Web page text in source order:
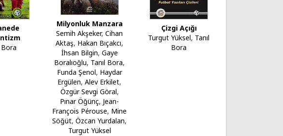
Bora
Milyonluk Manzara
Semih Akşeker,Cihan
Aktaş, Hakan Bıçakcı,
İhsan Bilgin, Gaye
Boralıoğlu, Tanıl Bora,
Funda Şenol, Haydar
Ergülen,Alev Erkilet,
Özgür Sevgi Göral,
Pınar Öğünç, Jean-
François Pérouse, Mine
Söğüt,Özcan Yurdalan,
Turgut Yüksel
Çizgi Açığı
Turgut Yüksel, Tanıl
Bora